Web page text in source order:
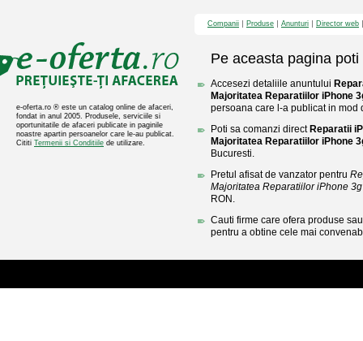
e-oferta.ro ® este un catalog online de afaceri,
fondat in anul 2005. Produsele, serviciile si
oportunitatile de afaceri publicate in paginile
noastre apartin persoanelor care le-au publicat.
Cititi Termenii si Conditiile de utilizare.
Companii Produse Anunturi Director web
Pe aceasta pagina poti
Accesezi detaliile anuntului
Majoritatea Reparatiilor iPhone
persoana care l-a publicat in mod
Poti sa comanzi direct Reparatii
Majoritatea Reparatiilor iPhone
Bucuresti.
Pretul afisat de vanzator pentru
Majoritatea Reparatiilor iPhone
RON.
Cauti firme care ofera produse
pentru a obtine cele mai